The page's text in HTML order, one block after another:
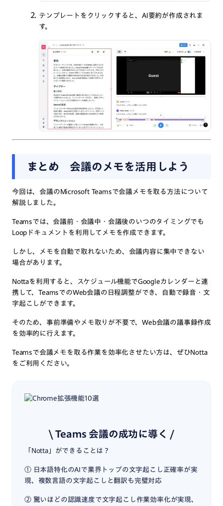
テンプレートをクリックすると、AI要約が作成されま
す。
まとめ 会議のメモを活用しよう
今回は、会議のMicrosoft Teamsで会議メモを取る方法について
解説しました。
Teamsでは、会議前・会議中・会議後のいつのタイミングでも
Loopドキュメントを利用してメモを作成できます。
しかし、メモを自動で取れないため、会議内容に集中できない
場合があります。
Nottaを利用すると、スケジュール機能でGoogleカレンダーと連
携して、TeamsでのWeb会議の日程調整ができ、自動で録音・文
字起こしができます。
そのため、事前準備やメモ取りが不要で、Web会議の議事録作成
を効率的に行えます。
Teamsで会議メモを取る作業を効率化させたい方は、ぜひNotta
をご利用ください。
\ Teams 会議の成功に導く /
「Notta」ができることは？
① 日本語特化のAIで業界トップの文字起こし正確率が実
現、複数言語の文字起こしと翻訳も完璧対応
② 驚いほどの認識速度で文字起こし作業効率化が実現、